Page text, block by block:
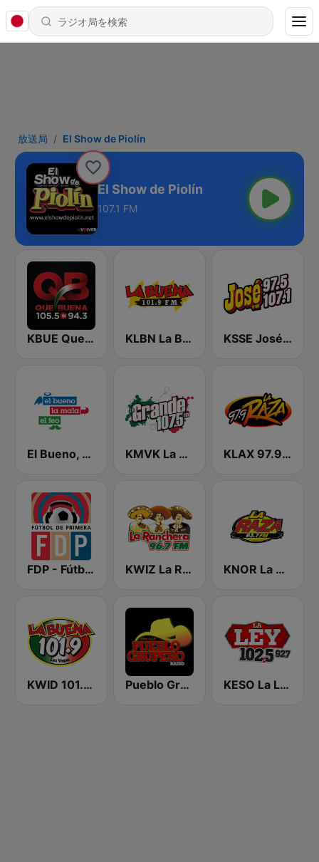
放送局 El Show de Piolín
El Show de Piolín
107.1 FM
KBUE Que Buena 105.5 / 94.3 FM (US Only) KLBN La Buena 101.9 FM KSSE José 97.5 y 107.1
El Bueno, La Mala y El Feo KMVK La Grande 107.5 FM KLAX 97.9 La Raza FM
FDP - Fútbol de Primera KWIZ La Ranchera 96.7 FM (US Only) KNOR La Raza 93.7 (US Only)
KWID 101.9 La Buena Pueblo Grupero Radio KESO La Ley 102.5 and 92.7 FM